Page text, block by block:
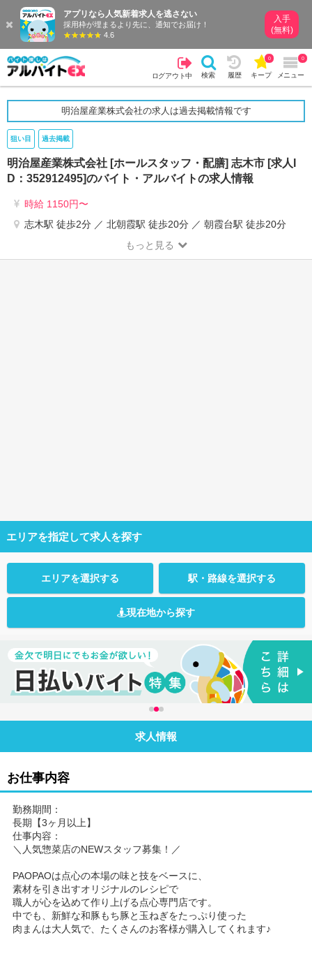
アプリなら人気新着求人を逃さない
採用枠が埋まるより先に、通知でお届け！
4.6
入手
(無料)
ログアウト中 検索 履歴 キープ
0
メニュー
0
明治屋産業株式会社の求人は過去掲載情報です
狙い目 過去掲載
明治屋産業株式会社 [ホールスタッフ・配膳] 志木市 [求人I
D：352912495]のバイト・アルバイトの求人情報
時給 1150円〜
志木駅 徒歩2分 ／ 北朝霞駅 徒歩20分 ／ 朝霞台駅 徒歩20分
もっと見る
エリアを指定して求人を探す
エリアを選択する 駅・路線を選択する
現在地から探す
求人情報
お仕事内容
勤務期間：
長期【3ヶ月以上】
仕事内容：
＼人気惣菜店のNEWスタッフ募集！／
PAOPAOは点心の本場の味と技をベースに、
素材を引き出すオリジナルのレシピで
職人が心を込めて作り上げる点心専門店です。
中でも、新鮮な和豚もち豚と玉ねぎをたっぷり使った
肉まんは大人気で、たくさんのお客様が購入してくれます♪